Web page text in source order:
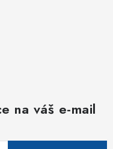
na váš e-mail